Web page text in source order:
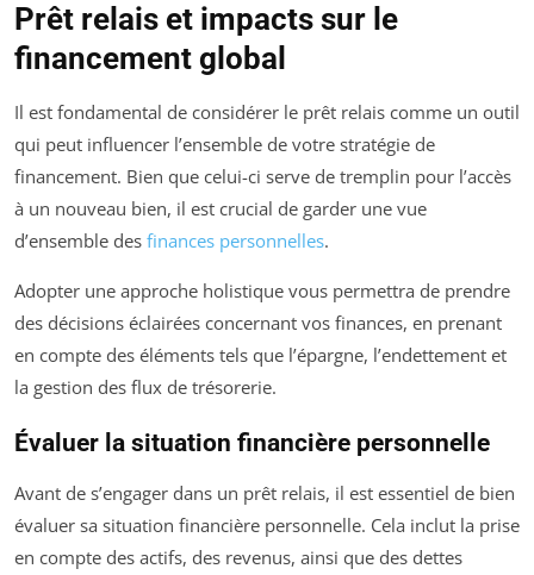
Prêt relais et impacts sur le
financement global
Il est fondamental de considérer le prêt relais comme un outil
qui peut influencer l’ensemble de votre stratégie de
financement. Bien que celui-ci serve de tremplin pour l’accès
à un nouveau bien, il est crucial de garder une vue
d’ensemble des finances personnelles.
Adopter une approche holistique vous permettra de prendre
des décisions éclairées concernant vos finances, en prenant
en compte des éléments tels que l’épargne, l’endettement et
la gestion des flux de trésorerie.
Évaluer la situation financière personnelle
Avant de s’engager dans un prêt relais, il est essentiel de bien
évaluer sa situation financière personnelle. Cela inclut la prise
en compte des actifs, des revenus, ainsi que des dettes